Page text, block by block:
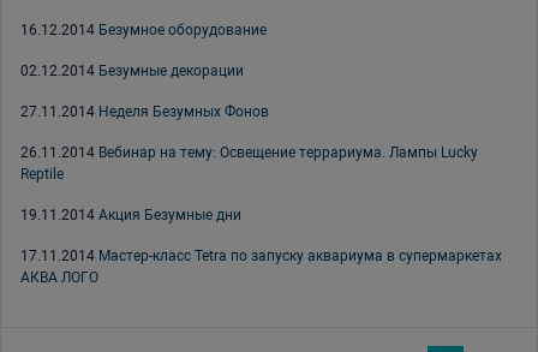
16.12.2014 Безумное оборудование
02.12.2014 Безумные декорации
27.11.2014 Неделя Безумных Фонов
26.11.2014 Вебинар на тему: Освещение террариума. Лампы Lucky
Reptile
19.11.2014 Акция Безумные дни
17.11.2014 Мастер-класс Tetra по запуску аквариума в супермаркетах
АКВА ЛОГО